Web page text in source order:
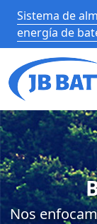
Sistema de
energía de
Nos